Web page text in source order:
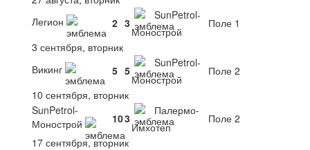
Легион
2 3
SunPetrol-
Монострой
Поле 1
3 сентября, вторник
Викинг
5 5
SunPetrol-
Монострой
Поле 2
10 сентября, вторник
SunPetrol-
Монострой
103
Палермо-
Имхотеп
Поле 2
17 сентября, вторник